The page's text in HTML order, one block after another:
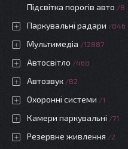
Підсвітка порогів авто 8
Паркувальні радари 846
Мультимедіа 12887
Автосвітло 468
Автозвук 82
Охоронні системи 1
Камери паркувальні 71
Резервне живлення 2